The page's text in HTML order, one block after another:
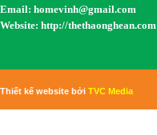
Email: homevinh@gmail.com
Website: http://thethaonghean.com
Thiết kế website bởi TVC Media